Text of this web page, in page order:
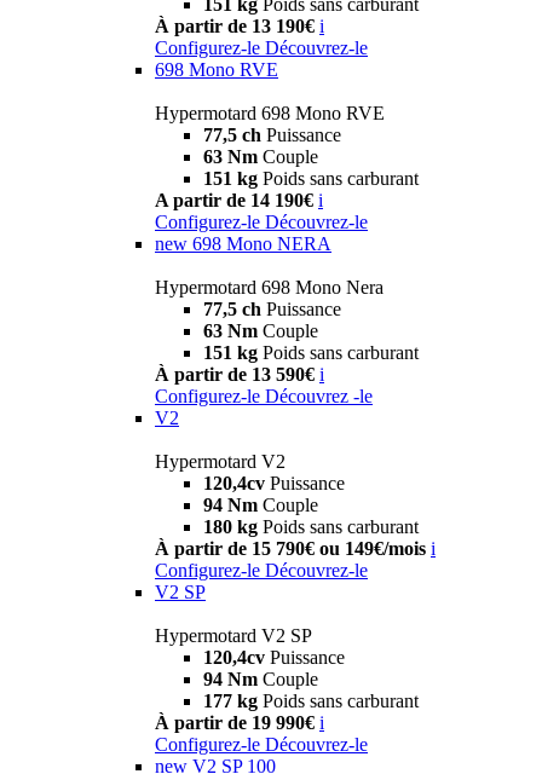
151 kg Poids sans carburant
À partir de 13 190€ i
Configurez-le Découvrez-le
698 Mono RVE
Hypermotard 698 Mono RVE
77,5 ch Puissance
63 Nm Couple
151 kg Poids sans carburant
A partir de 14 190€ i
Configurez-le Découvrez-le
new 698 Mono NERA
Hypermotard 698 Mono Nera
77,5 ch Puissance
63 Nm Couple
151 kg Poids sans carburant
À partir de 13 590€ i
Configurez-le Découvrez -le
V2
Hypermotard V2
120,4cv Puissance
94 Nm Couple
180 kg Poids sans carburant
À partir de 15 790€ ou 149€/mois i
Configurez-le Découvrez-le
V2 SP
Hypermotard V2 SP
120,4cv Puissance
94 Nm Couple
177 kg Poids sans carburant
À partir de 19 990€ i
Configurez-le Découvrez-le
new V2 SP 100